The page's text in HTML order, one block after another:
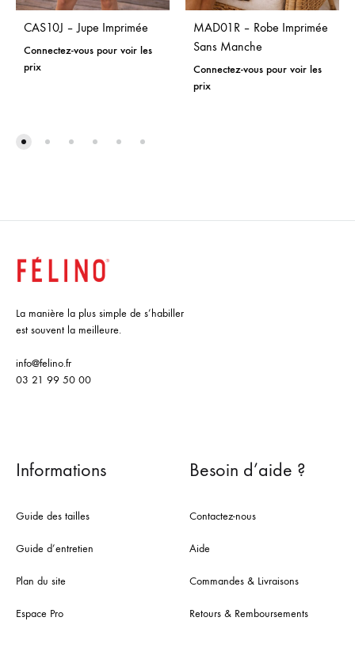
CAS10J – Jupe Imprimée
Connectez-vous pour voir les
prix
MAD01R – Robe Imprimée
Sans Manche
Connectez-vous pour voir les
prix
La manière la plus simple de s’habiller
est souvent la meilleure.
info@felino.fr
03 21 99 50 00
Informations
Guide des tailles
Guide d’entretien
Plan du site
Espace Pro
Besoin d’aide ?
Contactez-nous
Aide
Commandes & Livraisons
Retours & Remboursements